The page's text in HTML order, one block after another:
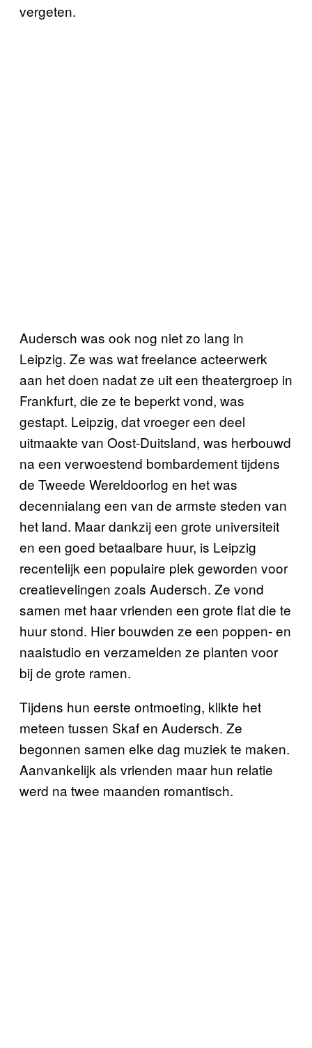
vergeten.
Audersch was ook nog niet zo lang in
Leipzig. Ze was wat freelance acteerwerk
aan het doen nadat ze uit een theatergroep in
Frankfurt, die ze te beperkt vond, was
gestapt. Leipzig, dat vroeger een deel
uitmaakte van Oost-Duitsland, was herbouwd
na een verwoestend bombardement tijdens
de Tweede Wereldoorlog en het was
decennialang een van de armste steden van
het land. Maar dankzij een grote universiteit
en een goed betaalbare huur, is Leipzig
recentelijk een populaire plek geworden voor
creatievelingen zoals Audersch. Ze vond
samen met haar vrienden een grote flat die te
huur stond. Hier bouwden ze een poppen- en
naaistudio en verzamelden ze planten voor
bij de grote ramen.
Tijdens hun eerste ontmoeting, klikte het
meteen tussen Skaf en Audersch. Ze
begonnen samen elke dag muziek te maken.
Aanvankelijk als vrienden maar hun relatie
werd na twee maanden romantisch.